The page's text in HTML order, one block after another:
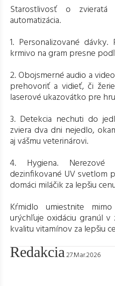
Starostlivosť o
automatizácia.
1. Personalizované
krmivo na gram presne
2. Obojsmerné audio a
prehovoriť a vidieť, či
laserové ukazovátko pre
3. Detekcia nechuti do
zviera dva dni nejedlo,
aj vášmu veterinárovi.
4. Hygiena.
dezinfikované UV svetlom
domáci miláčik za lepšiu
Kŕmidlo umiestnite
urýchľuje oxidáciu granúl
kvalitu vitamínov za lepšiu
Redakcia27.Mar.2026